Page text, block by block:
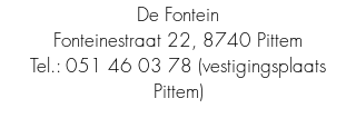
De Fontein
Fonteinestraat 22, 8740 Pittem
Tel.: 051 46 03 78 (vestigingsplaats
Pittem)